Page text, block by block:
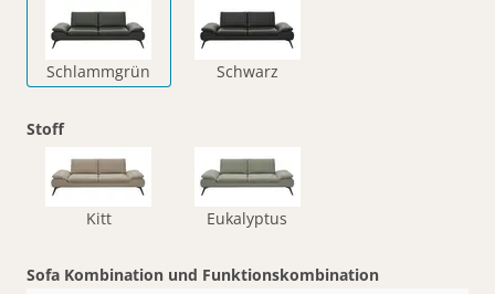
Schlammgrün Schwarz
Stoff
Kitt Eukalyptus
Sofa Kombination und Funktionskombination